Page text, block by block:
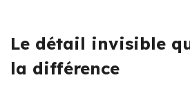
Le détail invisible
la différence